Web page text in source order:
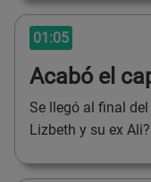
01:05
Acabó el
Se llegó al final
Lizbeth y su ex Ali?